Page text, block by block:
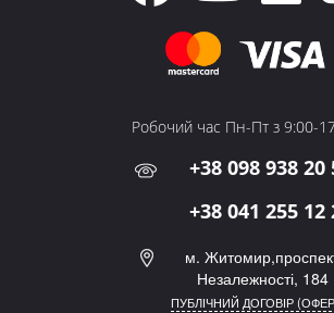
Робочий час Пн-Пт з 9:00-
+38 098 938 20
+38 041 255 12
м.
Незалежності, 184
ПУБЛІЧНИЙ ДОГОВІР